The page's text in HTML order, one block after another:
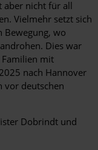
aber nicht für all
Vielmehr setzt sich
Bewegung, wo
Dies war
Familien mit
nach Hannover
vor deutschen
Dobrindt und